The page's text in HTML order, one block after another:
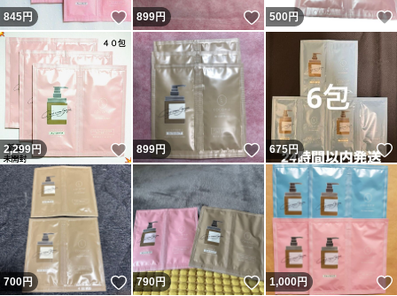
845円 いいね！
899円 いいね！
500 円
2,299円 いいね！
899円 いいね！
675円
700円 いいね！
790円 いいね！
1,000円